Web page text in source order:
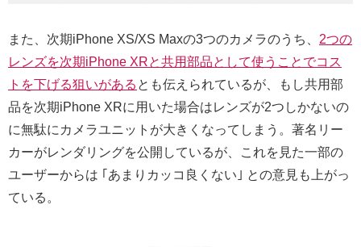
また、次期iPhone XS/XS Maxの3つのカメラのうち、 2つの
レンズを次期iPhone XRと共用部品として使うことでコス
トを下げる狙いがある とも伝えられているが、もし共用部
品を次期iPhone XRに用いた場合はレンズが2つしかないの
に無駄にカメラユニットが大きくなってしまう。著名リー
カーがレンダリングを公開しているが、これを見た一部の
ユーザーからは ｢あまりカッコ良くない｣ との意見も上がっ
ている。